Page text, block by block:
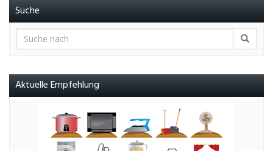
Suche
Aktuelle Empfehlung